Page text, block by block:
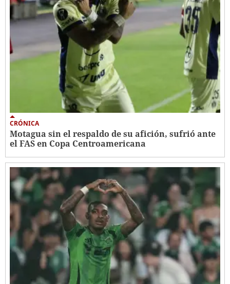
CRÓNICA
Motagua sin el respaldo de su afición, sufrió ante
el FAS en Copa Centroamericana